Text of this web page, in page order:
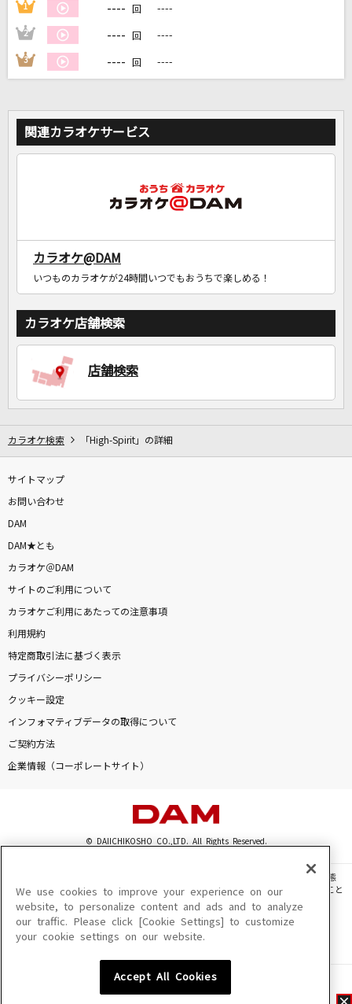
カラオケをもっと楽しもう！
1 ---- 回 ----
2 ---- 回 ----
3 ---- 回 ----
関連カラオケサービス
カラオケ@DAM
いつものカラオケが24時間いつでもおうちで楽しめる！
カラオケ店舗検索
店舗検索
カラオケ検索 「High-Spirit」の詳細
サイトマップ
お問い合わせ
DAM
DAM★とも
カラオケ＠DAM
サイトのご利用について
カラオケご利用にあたっての注意事項
利用規約
特定商取引法に基づく表示
プライバシーポリシー
クッキー設定
インフォマティブデータの取得について
ご契約方法
企業情報（コーポレートサイト）
© DAIICHIKOSHO CO.,LTD. All Rights Reserved.
このサイトに掲載されている一切の文章・画像・写真・動画・音声等を、手段や形態
を問わず、著作権法の定める範囲を超えて無断で複製、転載、ファイル化などすること
を禁じます。
楽曲及びコンテンツは、機種によりご利用いただけない場合があります。
楽曲及びコンテンツの配信日、配信内容が変更になる場合があります。
We use cookies to improve your experience on our
website, to personalize content and ads and to analyze
our traffic. Please click [Cookie Settings] to customize
your cookie settings on our website.
Accept All Cookies